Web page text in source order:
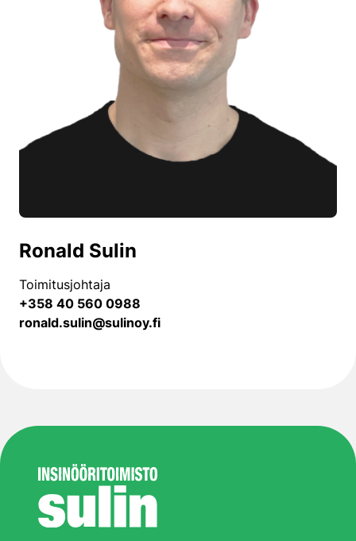
Ronald Sulin
Toimitusjohtaja
+358 40 560 0988
ronald.sulin@sulinoy.fi